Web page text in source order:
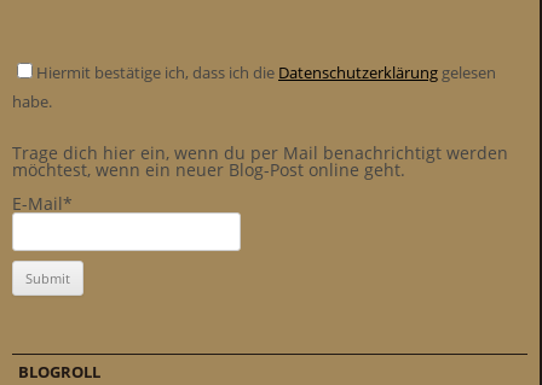
Hiermit bestätige ich, dass ich die Datenschutzerklärung gelesen
habe.
Trage dich hier ein, wenn du per Mail benachrichtigt werden
möchtest, wenn ein neuer Blog-Post online geht.
E-Mail*
BLOGROLL